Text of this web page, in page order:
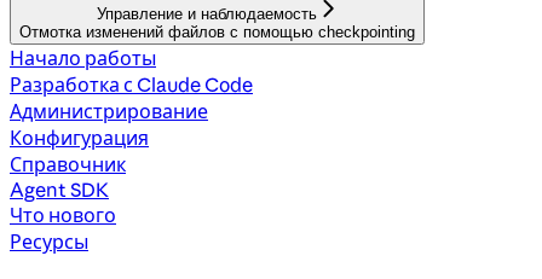
Управление и наблюдаемость
Отмотка изменений файлов с помощью checkpointing
Начало работы
Разработка с Claude Code
Администрирование
Конфигурация
Справочник
Agent SDK
Что нового
Ресурсы